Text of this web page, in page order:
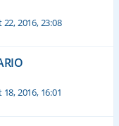
2016, 23:08
2016, 16:01